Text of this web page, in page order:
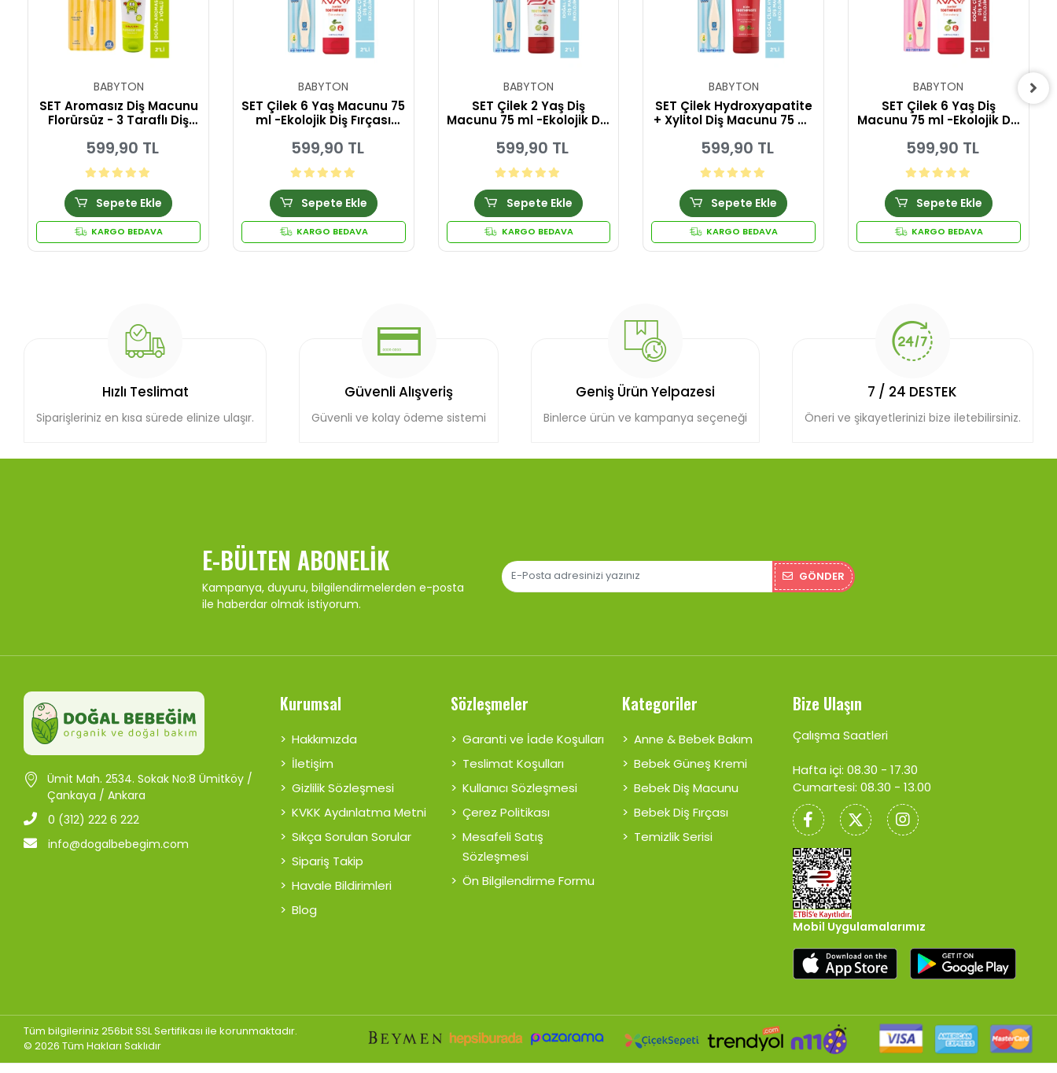
BABYTON
SET Aromasız Diş Macunu
Florürsüz - 3 Taraflı Diş
599,90 TL
Sepete Ekle
KARGO BEDAVA
BABYTON
SET Çilek 6 Yaş Macunu 75
ml -Ekolojik Diş Fırçası
599,90 TL
Sepete Ekle
KARGO BEDAVA
BABYTON
SET Çilek 2 Yaş Diş
Macunu 75 ml -Ekolojik Diş
599,90 TL
Sepete Ekle
KARGO BEDAVA
BABYTON
SET Çilek Hydroxyapatite
+ Xylitol Diş Macunu 75 ml
599,90 TL
Sepete Ekle
KARGO BEDAVA
BABYTON
SET Çilek 6 Yaş Diş
Macunu 75 ml -Ekolojik Diş
599,90 TL
Sepete Ekle
KARGO BEDAVA
Hızlı Teslimat
Siparişleriniz en kısa sürede elinize ulaşır.
Güvenli Alışveriş
Güvenli ve kolay ödeme sistemi
Geniş Ürün Yelpazesi
Binlerce ürün ve kampanya seçeneği
7 / 24 DESTEK
Öneri ve şikayetlerinizi bize iletebilirsiniz.
E-BÜLTEN ABONELIK
Kampanya, duyuru, bilgilendirmelerden e-posta
ile haberdar olmak istiyorum.
GÖNDER
Ümit Mah. 2534. Sokak No:8 Ümitköy /
Çankaya / Ankara
0 (312) 222 6 222
info@dogalbebegim.com
Kurumsal
Hakkımızda
İletişim
Gizlilik Sözleşmesi
KVKK Aydınlatma Metni
Sıkça Sorulan Sorular
Sipariş Takip
Havale Bildirimleri
Blog
Sözleşmeler
Garanti ve İade Koşulları
Teslimat Koşulları
Kullanıcı Sözleşmesi
Çerez Politikası
Mesafeli Satış
Sözleşmesi
Ön Bilgilendirme Formu
Kategoriler
Anne & Bebek Bakım
Bebek Güneş Kremi
Bebek Diş Macunu
Bebek Diş Fırçası
Temizlik Serisi
Bize Ulaşın
Çalışma Saatleri
Hafta içi: 08.30 - 17.30
Cumartesi: 08.30 - 13.00
Mobil Uygulamalarımız
Tüm bilgileriniz 256bit SSL Sertifikası ile korunmaktadır.
© 2026 Tüm Hakları Saklıdır